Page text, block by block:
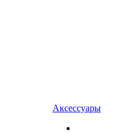
Аксессуары